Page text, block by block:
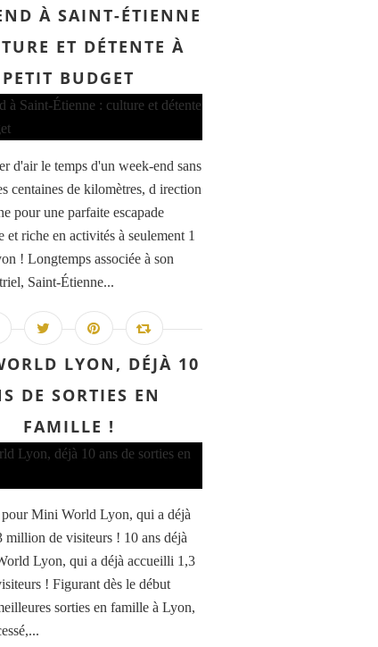
À SAINT-ÉTIENNE
ET DÉTENTE À
PETIT BUDGET
d'air le temps d'un week-end sans
centaines de kilomètres, d irection
pour une parfaite escapade
et riche en activités à seulement 1
! Longtemps associée à son
Saint-Étienne...
LYON, DÉJÀ 10
DE SORTIES EN
FAMILLE !
pour Mini World Lyon, qui a déjà
million de visiteurs ! 10 ans déjà
Lyon, qui a déjà accueilli 1,3
! Figurant dès le début
sorties en famille à Lyon,